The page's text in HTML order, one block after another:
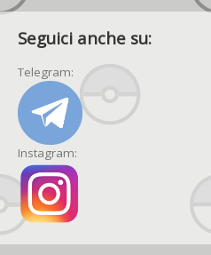
Seguici anche su:
Telegram:
Instagram: